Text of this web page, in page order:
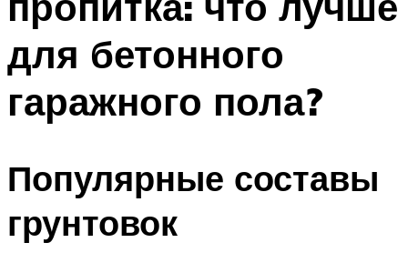
для бетонного
гаражного пола?
Популярные составы
грунтовок